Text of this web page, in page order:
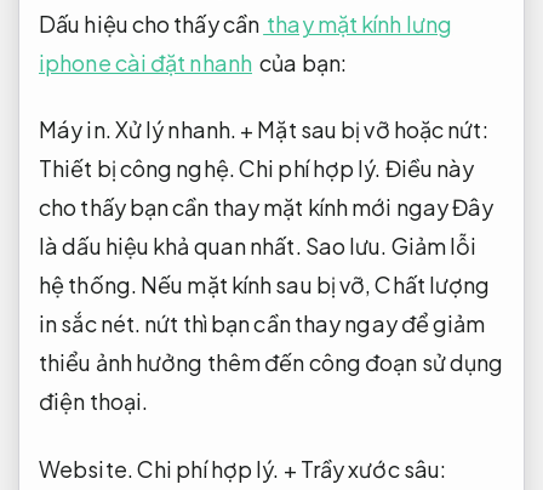
Dấu hiệu cho thấy cần thay mặt kính lưng
iphone cài đặt nhanh của bạn:
Máy in.Xử lý nhanh. + Mặt sau bị vỡ hoặc nứt:
Thiết bị công nghệ.Chi phí hợp lý. Điều này
cho thấy bạn cần thay mặt kính mới ngay Đây
là dấu hiệu khả quan nhất. Sao lưu. Giảm lỗi
hệ thống. Nếu mặt kính sau bị vỡ,Chất lượng
in sắc nét. nứt thì bạn cần thay ngay để giảm
thiểu ảnh hưởng thêm đến công đoạn sử dụng
điện thoại.
Website.Chi phí hợp lý. + Trầy xước sâu: